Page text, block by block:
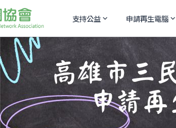
支持公益expand_more 申請再生電腦expand_more